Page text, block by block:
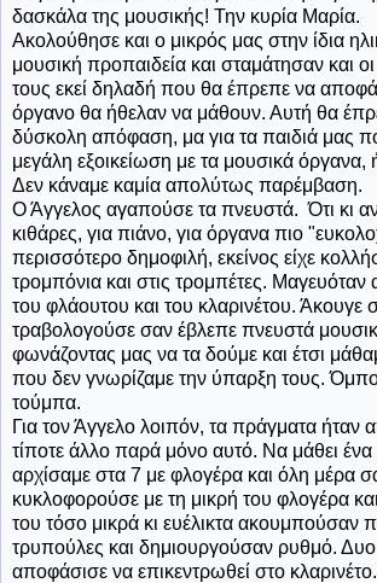
δασκάλα της μουσικής! Την κυρία Μαρία.
Ακολούθησε και ο μικρός μας στην ίδια
μουσική προπαιδεία και σταμάτησαν και
τους εκεί δηλαδή που θα έπρεπε να
όργανο θα ήθελαν να μάθουν. Αυτή θα
δύσκολη απόφαση, μα για τα παιδιά μας
μεγάλη εξοικείωση με τα μουσικά όργανα,
Δεν κάναμε καμία απολύτως παρέμβαση.
Ο Άγγελος αγαπούσε τα πνευστά. Ότι κι
κιθάρες, για πιάνο, για όργανα πιο
περισσότερο δημοφιλή, εκείνος είχε
τρομπόνια και στις τρομπέτες.
του φλάουτου και του κλαρινέτου. Άκουγε
τραβολογούσε σαν έβλεπε πνευστά
φωνάζοντας μας να τα δούμε και έτσι
που δεν γνωρίζαμε την ύπαρξη τους.
τούμπα.
Για τον Άγγελο λοιπόν, τα πράγματα ήταν
τίποτε άλλο παρά μόνο αυτό. Να μάθει ένα
αρχίσαμε στα 7 με φλογέρα και όλη μέρα
κυκλοφορούσε με τη μικρή του φλογέρα
του τόσο μικρά κι ευέλικτα ακουμπούσαν
τρυπούλες και δημιουργούσαν ρυθμό. Δυο
αποφάσισε να επικεντρωθεί στο